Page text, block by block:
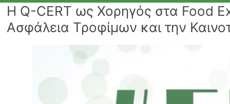
Η Q-CERT ως Χορηγός στα Food
Ασφάλεια Τροφίμων και την